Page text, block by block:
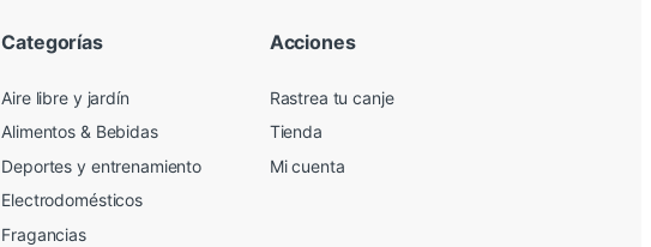
Categorías
Aire libre y jardín
Alimentos & Bebidas
Deportes y entrenamiento
Electrodomésticos
Fragancias
Acciones
Rastrea tu canje
Tienda
Mi cuenta